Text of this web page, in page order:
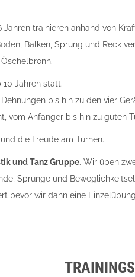
Jahren trainieren anhand von
Balken, Sprung und Reck
Jahren statt.
bis hin zu den vier
vom Anfänger bis hin zu guten
die Freude am Turnen.
und Tanz Gruppe. Wir üben
Sprünge und
bevor wir dann eine